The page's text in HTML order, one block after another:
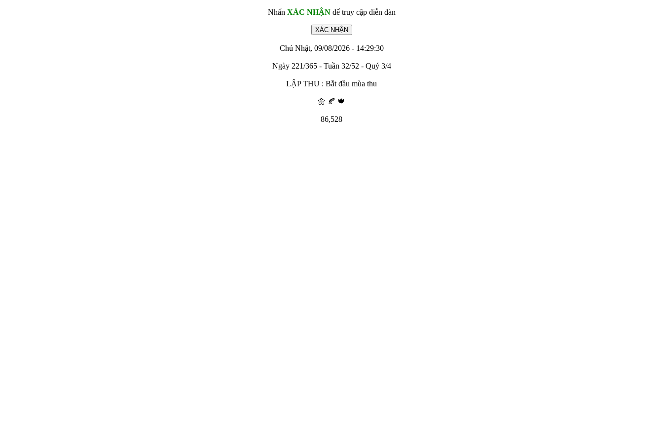
Nhấn XÁC NHẬNđể truy cập diễn đàn
Chủ Nhật, 09/08/2026 - 14:29:30
Ngày 221/365 - Tuần 32/52 - Quý 3/4
LẬP THU : Bắt đầu mùa thu
🌼 🍂 🍁
86,528